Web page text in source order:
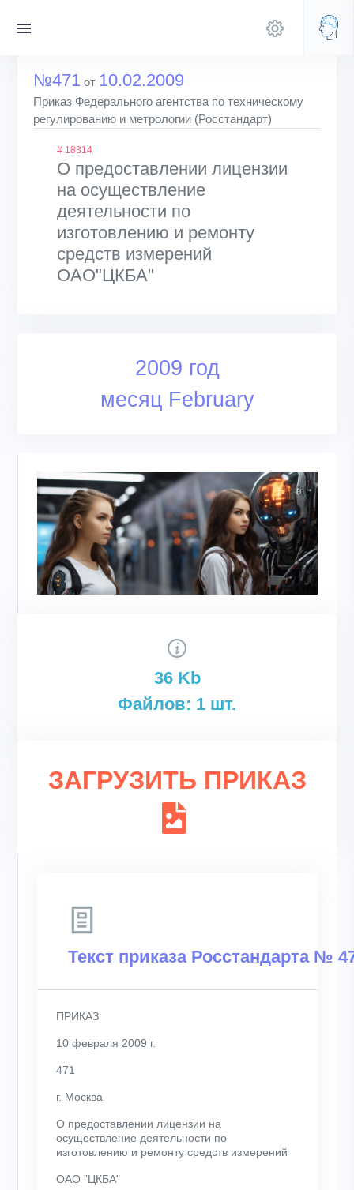
№471 от 10.02.2009
Приказ Федерального агентства по техническому
регулированию и метрологии (Росстандарт)
# 18314
О предоставлении лицензии
на осуществление
деятельности по
изготовлению и ремонту
средств измерений
ОАО"ЦКБА"
2009 год
месяц February
36 Kb
Файлов: 1 шт.
ЗАГРУЗИТЬ ПРИКАЗ
Текст приказа Росстандарта №
ПРИКАЗ
10 февраля 2009 г.
471
г. Москва
О предоставлении лицензии на
осуществление деятельности по
изготовлению и ремонту средств измерений
ОАО ”ЦКБА"